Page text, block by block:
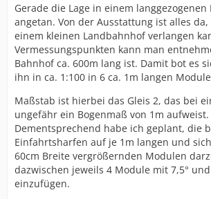
Gerade die Lage in einem
angetan. Von der Ausstattung ist alles da,
einem kleinen Landbahnhof verlangen
Vermessungspunkten kann man
Bahnhof ca. 600m lang ist. Damit bot es
ihn in ca. 1:100 in 6 ca. 1m langen
Maßstab ist hierbei das Gleis 2, das bei
ungefähr ein Bogenmaß von 1m aufweist.
Dementsprechend habe ich geplant, die
Einfahrtsharfen auf je 1m langen und
60cm Breite vergrößernden Modulen
dazwischen jeweils 4 Module mit 7,5°
einzufügen.